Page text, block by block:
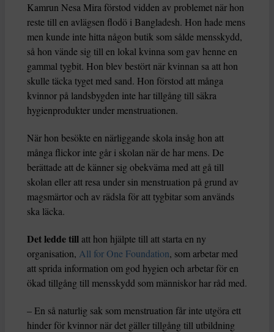
Kamrun Nesa Mira förstod vidden av problemet när hon
reste till en avlägsen flodö i Bangladesh. Hon hade mens
men kunde inte hitta någon butik som sålde mensskydd,
så hon vände sig till en lokal kvinna som gav henne en
gammal tygbit. Hon blev bestört när kvinnan sa att hon
skulle täcka tyget med sand. Hon förstod att många
kvinnor på landsbygden inte har tillgång till säkra
hygienprodukter under menstruationen.
När hon besökte en närliggande skola insåg hon att
många flickor inte går i skolan när de har mens. De
berättade att de känner sig obekväma med att gå till
skolan eller att resa under sin menstruation på grund av
magsmärtor och av rädsla för att tygbitar som används
ska läcka.
Det ledde tillatt hon hjälpte till att starta en ny
organisation, All for One Foundation, som arbetar med
att sprida information om god hygien och arbetar för en
ökad tillgång till mensskydd som människor har råd med.
– En så naturlig sak som menstruation får inte utgöra ett
hinder för kvinnor när det gäller tillgång till utbildning